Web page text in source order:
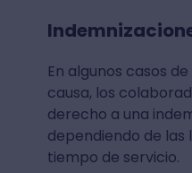
En algunos casos
causa, los
derecho a una
dependiendo de las
tiempo de servicio.